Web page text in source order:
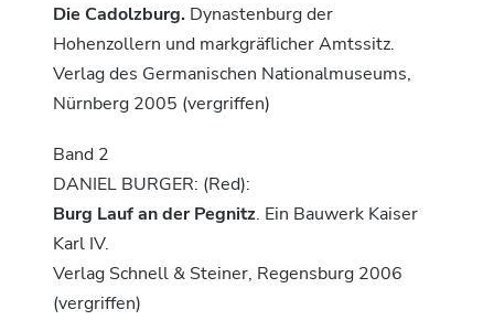
Die Cadolzburg. Dynastenburg der
Hohenzollern und markgräflicher Amtssitz.
Verlag des Germanischen Nationalmuseums,
Nürnberg 2005 (vergriffen)
Band 2
DANIEL BURGER: (Red):
Burg Lauf an der Pegnitz. Ein Bauwerk Kaiser
Karl IV.
Verlag Schnell & Steiner, Regensburg 2006
(vergriffen)